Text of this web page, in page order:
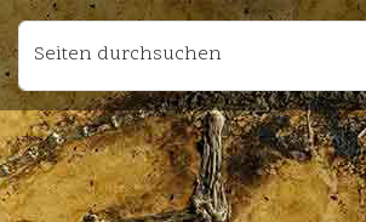
Seiten durchsuchen